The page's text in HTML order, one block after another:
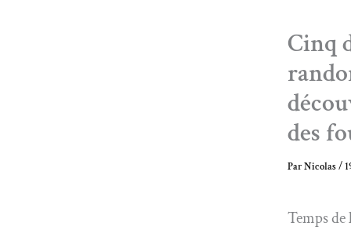
Cinq
des
ParNicolas/
Temps